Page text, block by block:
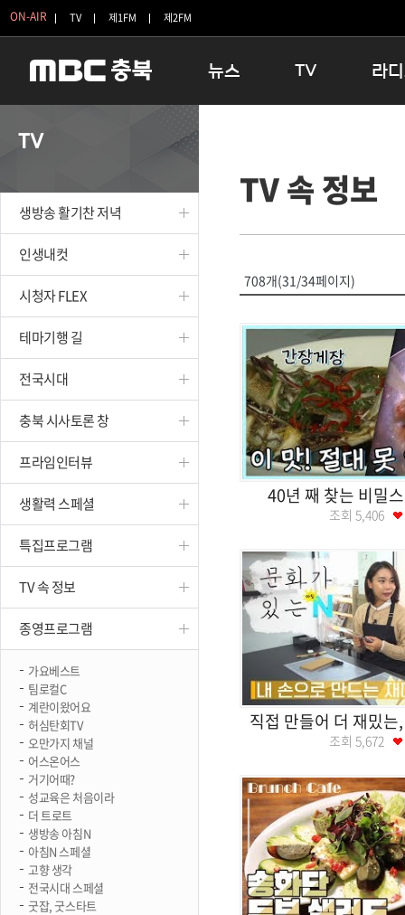
ON-AIR TV 제1FM 제2FM
뉴스
보은
옥천
TV
인생내컷
테마기행 길
시청자 FLEX
특집프로그램
종영프로그램
라
16:00 완
우리 고
TV
생방송 활기찬 저녁
인생내컷
시청자 FLEX
테마기행 길
전국시대
충북 시사토론 창
프라임인터뷰
생활력 스페셜
특집프로그램
TV 속 정보
종영프로그램
가요베스트
팀로컬C
계란이왔어요
허심탄회TV
오만가지 채널
어스온어스
거기어때?
성교육은 처음이라
더 트로트
생방송 아침N
아침N 스페셜
고향 생각
전국시대 스페셜
굿잡, 굿스타트
TV 속 정보
708개(31/34페이지)
40년 째 찾는 비밀
조회 5,406
직접 만들어 더 재밌
조회 5,672